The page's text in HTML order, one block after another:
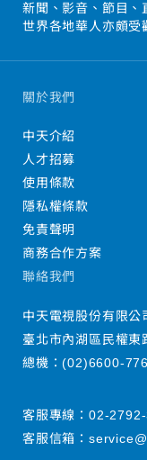
新聞、影音、節目、
世界各地華人亦頗受
關於我們
中天介紹
人才招募
使用條款
隱私權條款
免責聲明
商務合作方案
聯絡我們
中天電視股份有限公
臺北市內湖區民權東
總機：(02)6600-
客服專線： 02-2792-
客服信箱：